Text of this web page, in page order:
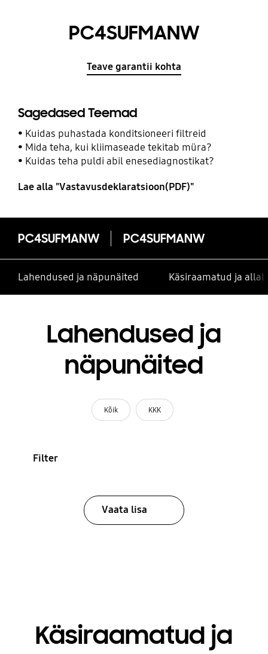
PC4SUFMANW
Teave garantii kohta
Sagedased Teemad
Kuidas puhastada konditsioneeri filtreid
Mida teha, kui kliimaseade tekitab müra?
Kuidas teha puldi abil enesediagnostikat?
Lae alla "Vastavusdeklaratsioon(PDF)"
PC4SUFMANW PC4SUFMANW
Lahendused ja näpunäited Käsiraamatud ja
Lahendused ja
näpunäited
Kõik KKK
Filter
Vaata lisa
Käsiraamatud ja